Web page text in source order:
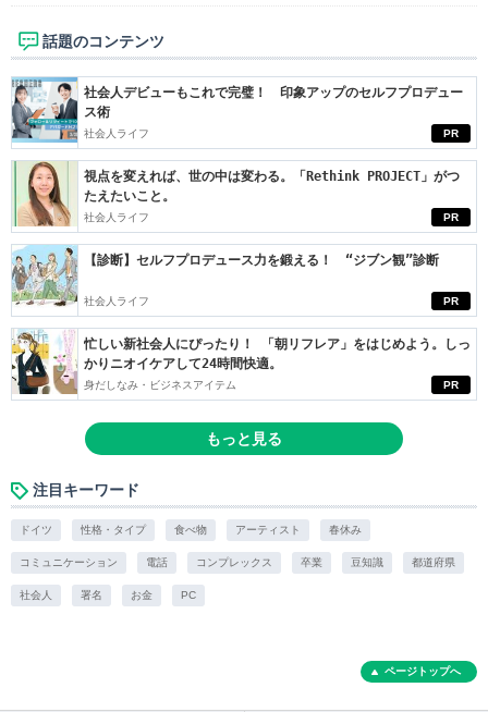
話題のコンテンツ
PR
社会人デビューもこれで完璧！ 印象アップのセルフプロデュー
ス術
社会人ライフ
PR
視点を変えれば、世の中は変わる。「Rethink PROJECT」がつ
たえたいこと。
社会人ライフ
PR
【診断】セルフプロデュース力を鍛える！ “ジブン観”診断
社会人ライフ
PR
忙しい新社会人にぴったり！ 「朝リフレア」をはじめよう。しっ
かりニオイケアして24時間快適。
身だしなみ・ビジネスアイテム
もっと見る
注目キーワード
ドイツ 性格・タイプ 食べ物 アーティスト 春休み
コミュニケーション 電話 コンプレックス 卒業 豆知識 都道府県
社会人 署名 お金 PC
ページトップへ